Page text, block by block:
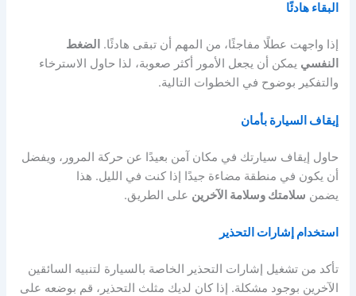
البقاء هادئًا
إذا واجهت عطلًا مفاجئًا، من المهم أن تبقى هادئًا. الضغط
النفسي يمكن أن يجعل الأمور أكثر صعوبة، لذا حاول الاسترخاء
والتفكير بوضوح في الخطوات التالية.
إيقاف السيارة بأمان
حاول إيقاف سيارتك في مكان آمن بعيدًا عن حركة المرور، ويفضل
أن يكون في منطقة مضاءة جيدًا إذا كنت في الليل. هذا
يضمن سلامتك وسلامة الآخرين على الطريق.
استخدام إشارات التحذير
تأكد من تشغيل إشارات التحذير الخاصة بالسيارة لتنبيه السائقين
الآخرين بوجود مشكلة. إذا كان لديك مثلث التحذير، قم بوضعه على